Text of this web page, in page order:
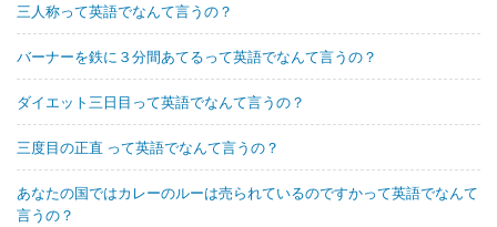
三人称って英語でなんて言うの？
バーナーを鉄に３分間あてるって英語でなんて言うの？
ダイエット三日目って英語でなんて言うの？
三度目の正直 って英語でなんて言うの？
あなたの国ではカレーのルーは売られているのですかって英語でなんて
言うの？